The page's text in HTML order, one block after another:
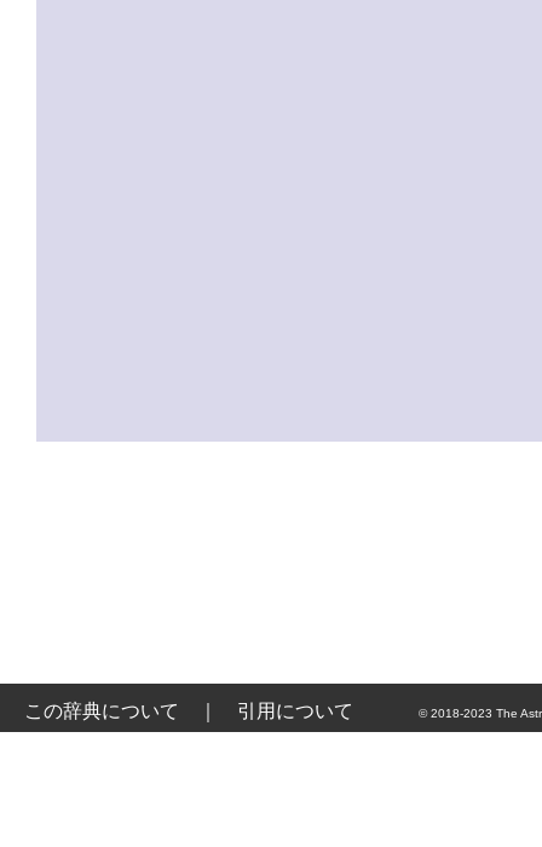
この辞典について 引用について © 2018-2023 The